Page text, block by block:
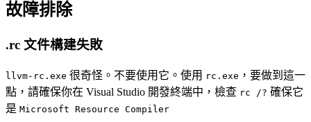
故障排除
.rc 文件構建失敗
llvm-rc.exe 很奇怪。不要使用它。使用 rc.exe ，要做到這一
點，請確保你在 Visual Studio 開發終端中，檢查 rc /? 確保它
是 Microsoft Resource Compiler